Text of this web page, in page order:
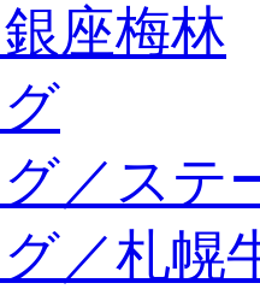
座梅林
／ステ
／札幌